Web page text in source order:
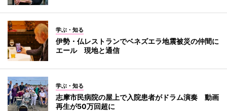
学ぶ・知る
伊勢・仏レストランでベネズエラ地震被災の仲間に
エール 現地と通信
学ぶ・知る
志摩市民病院の屋上で入院患者がドラム演奏 動画
再生が50万回超に